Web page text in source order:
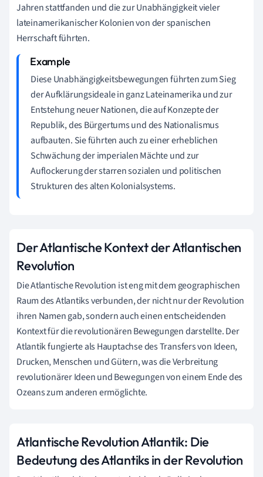
Jahren stattfanden und die zur Unabhängigkeit vieler
lateinamerikanischer Kolonien von der spanischen
Herrschaft führten.
Diese Unabhängigkeitsbewegungen führten zum Sieg
der Aufklärungsideale in ganz Lateinamerika und zur
Entstehung neuer Nationen, die auf Konzepte der
Republik, des Bürgertums und des Nationalismus
aufbauten. Sie führten auch zu einer erheblichen
Schwächung der imperialen Mächte und zur
Auflockerung der starren sozialen und politischen
Strukturen des alten Kolonialsystems.
Der Atlantische Kontext der Atlantischen
Revolution
Die Atlantische Revolution ist eng mit dem geographischen
Raum des Atlantiks verbunden, der nicht nur der Revolution
ihren Namen gab, sondern auch einen entscheidenden
Kontext für die revolutionären Bewegungen darstellte. Der
Atlantik fungierte als Hauptachse des Transfers von Ideen,
Drucken, Menschen und Gütern, was die Verbreitung
revolutionärer Ideen und Bewegungen von einem Ende des
Ozeans zum anderen ermöglichte.
Atlantische Revolution Atlantik: Die
Bedeutung des Atlantiks in der Revolution